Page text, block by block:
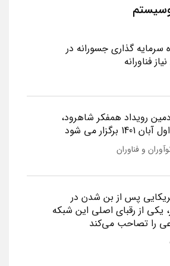
سرمایه گذاری جسورانه در
فناورانه
رویداد همفکر شاهرود،
برگزار می شود
و فناوران
پس از بن شدن در
یکی از رقبای اصلی این شبکه
را تصاحب می‌کند